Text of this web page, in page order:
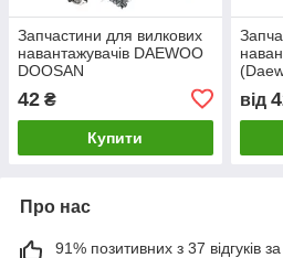
Запчастини для вилкових
навантажувачів DAEWOO
DOOSAN
42 ₴
Купити
від
Про нас
91% позитивних з 37 відгуків за